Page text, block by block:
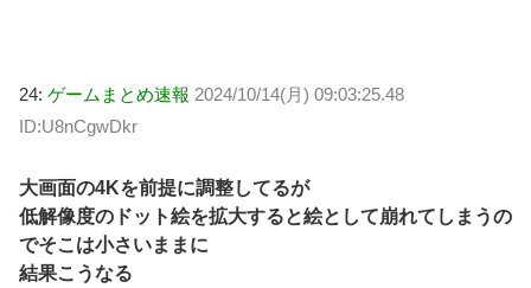
24: ゲームまとめ速報 2024/10/14(月) 09:03:25.48
ID:U8nCgwDkr
大画面の4Kを前提に調整してるが
低解像度のドット絵を拡大すると絵として崩れてしまうの
でそこは小さいままに
結果こうなる